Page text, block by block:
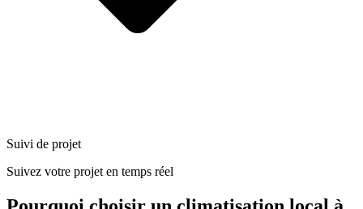
Suivi de projet
Suivez votre projet en temps réel